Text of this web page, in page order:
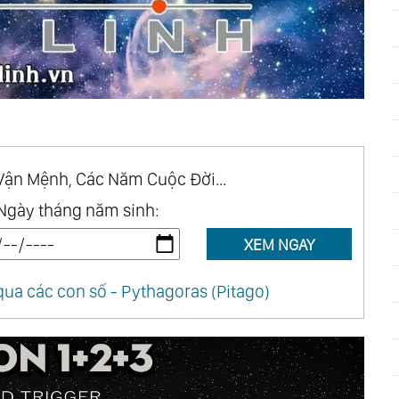
Chap 134
Chap 133
Chap 130
Chap 129
Chap 126
Chap 125
Chap 122
Chap 121
Chap 110
Chap 109
Chap 106
Chap 102
Chap 101
Chap 94
Chap 93
Chap 90
Chap 89
Chap 86
Chap 85
Chap 82
Chap 81
Mệnh, Các Năm Cuộc Đời...
tháng năm sinh:
XEM NGAY
các con số - Pythagoras (Pitago)